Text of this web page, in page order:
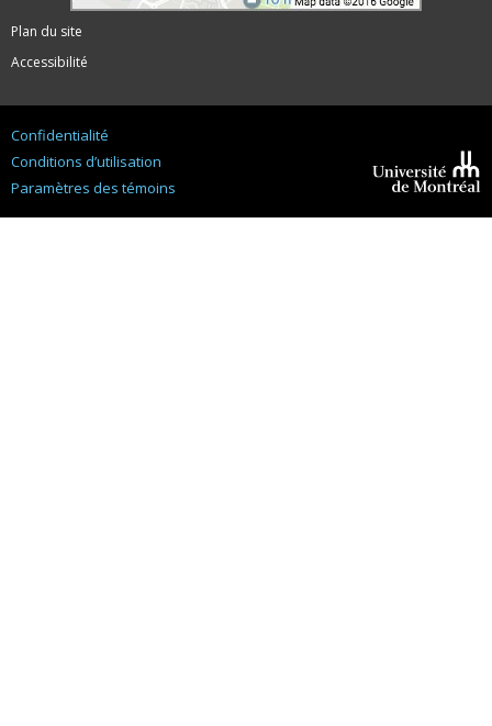
Plan du site
Accessibilité
Confidentialité
Conditions d’utilisation
Paramètres des témoins
Montréal